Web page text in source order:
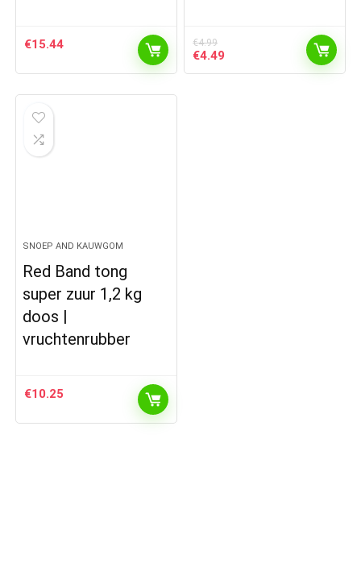
€15.44 €4.99
Oorspronkelijke
€4.49
SNOEP AND KAUWGOM
Red Band tong
super zuur 1,2 kg
doos |
vruchtenrubber
€10.25